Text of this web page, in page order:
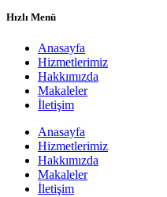
Hızlı Menü
Anasayfa
Hizmetlerimiz
Hakkımızda
Makaleler
İletişim
Anasayfa
Hizmetlerimiz
Hakkımızda
Makaleler
İletişim